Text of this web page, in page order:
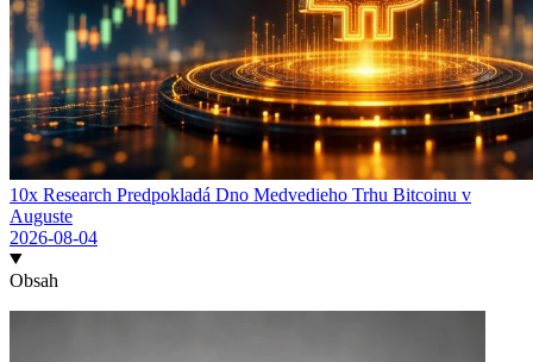
10x Research Predpokladá Dno Medvedieho Trhu Bitcoinu v
Auguste
2026-08-04
Obsah